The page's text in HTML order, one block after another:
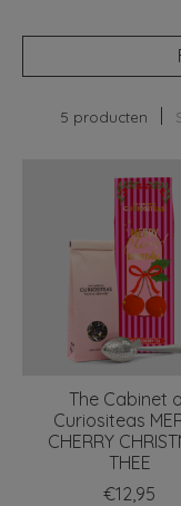
5 producten
The Cabinet
Curiositeas
CHERRY
THEE
€12,95